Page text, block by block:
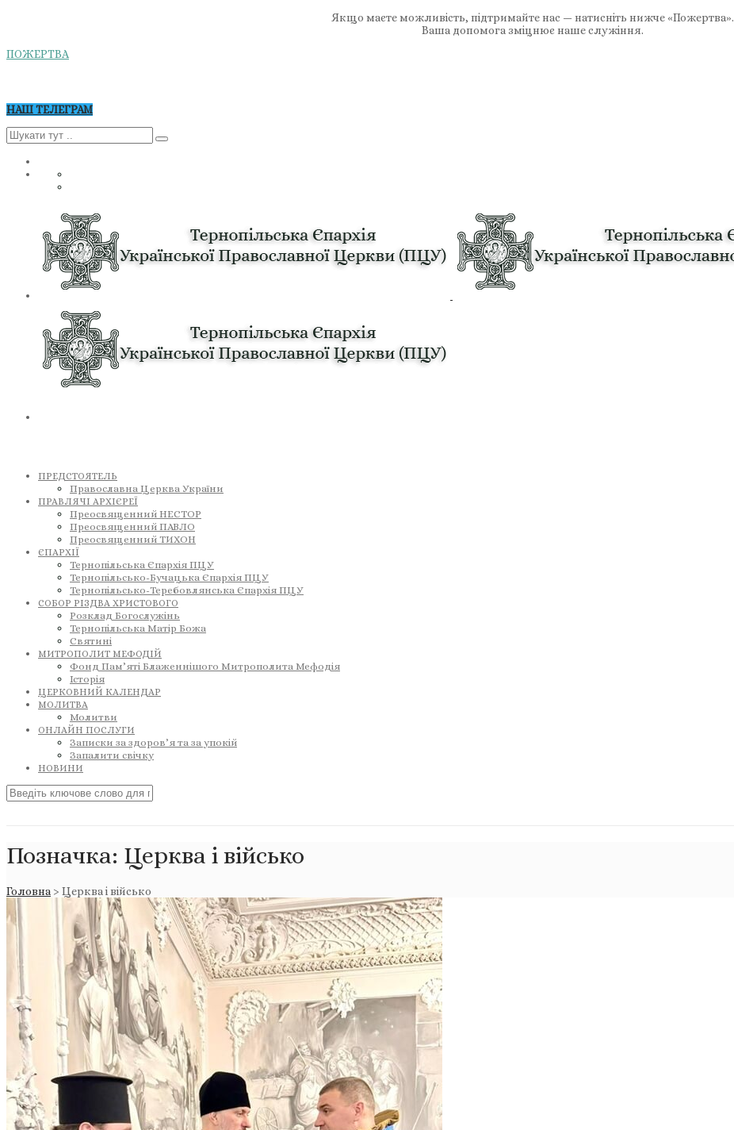
Якщо маєте можливість, підтримайте нас — натисніть нижче «Пожертва».
Ваша допомога зміцнює наше служіння.
ПОЖЕРТВА
НАШ ТЕЛЕГРАМ
ПРЕДСТОЯТЕЛЬ
Православна Церква України
ПРАВЛЯЧІ АРХІЄРЕЇ
Преосвященний НЕСТОР
Преосвященний ПАВЛО
Преосвященний ТИХОН
ЄПАРХІЇ
Тернопільська Єпархія ПЦУ
Тернопільсько-Бучацька Єпархія ПЦУ
Тернопільсько-Теребовлянська Єпархія ПЦУ
СОБОР РІЗДВА ХРИСТОВОГО
Розклад Богослужінь
Тернопільська Матір Божа
Святині
МИТРОПОЛИТ МЕФОДІЙ
Фонд Пам’яті Блаженнішого Митрополита Мефодія
Історія
ЦЕРКОВНИЙ КАЛЕНДАР
МОЛИТВА
Молитви
ОНЛАЙН ПОСЛУГИ
Записки за здоров’я та за упокій
Запалити свічку
НОВИНИ
Позначка: Церква і військо
Головна > Церква і військо